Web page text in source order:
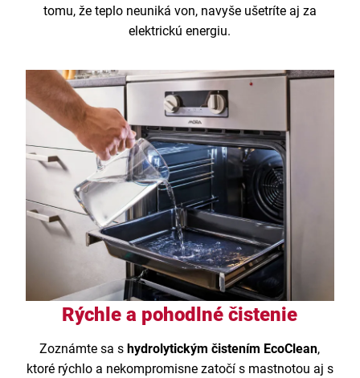
tomu, že teplo neuniká von, navyše ušetríte aj za
elektrickú energiu.
Rýchle a pohodlné čistenie
Zoznámte sa s hydrolytickým čistením EcoClean,
ktoré rýchlo a nekompromisne zatočí s mastnotou aj s